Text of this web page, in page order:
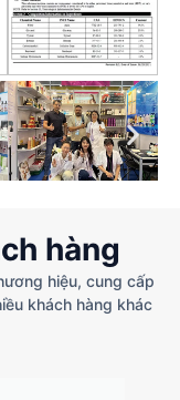
hàng
hiệu, cung cấp
khách hàng khác